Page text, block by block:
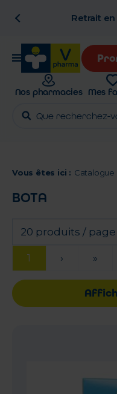
Retrait
Nos pharmacies Mes
Vous êtes ici : Catalogue
BOTA
20 produits / page
1 › »